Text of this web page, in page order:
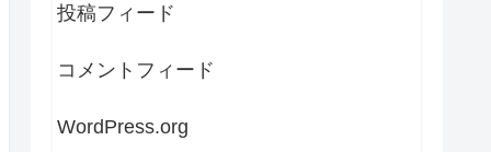
投稿フィード
コメントフィード
WordPress.org